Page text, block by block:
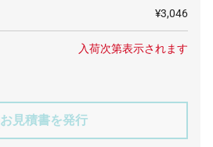
¥3,046
入荷次第表示されます
お見積書を発行